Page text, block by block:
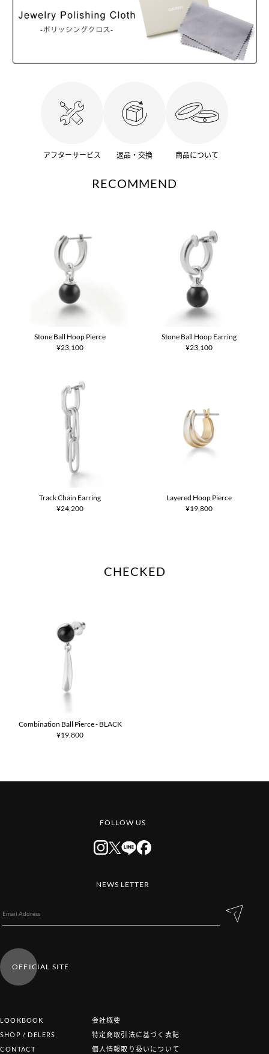
アフターサービス 返品・交換 商品について
RECOMMEND
Stone Ball Hoop Pierce
¥23,100
Stone Ball Hoop Earring
¥23,100
Track Chain Earring
¥24,200
Layered Hoop Pierce
¥19,800
CHECKED
Combination Ball Pierce - BLACK
¥19,800
FOLLOW US
NEWS LETTER
OFFICIAL SITE
LOOKBOOK
SHOP / DELERS
CONTACT
会社概要
特定商取引法に基づく表記
個人情報取り扱いについて